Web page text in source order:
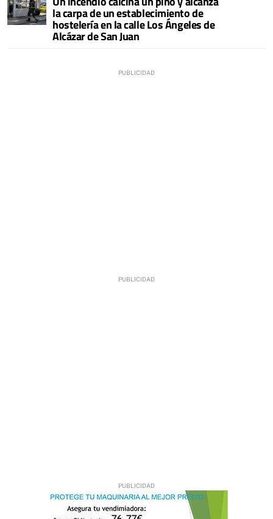
la carpa de un establecimiento de
hostelería en la calle Los Ángeles de
Alcázar de San Juan